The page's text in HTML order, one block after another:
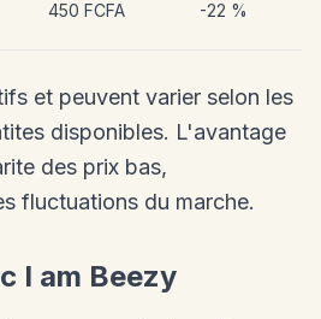
450 FCFA -22 %
et peuvent varier selon les
disponibles. L'avantage
des prix bas,
fluctuations du marche.
I am Beezy